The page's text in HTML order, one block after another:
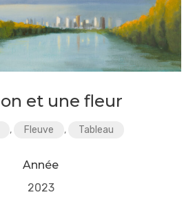
et une fleur
, Fleuve , Tableau
Année
2023